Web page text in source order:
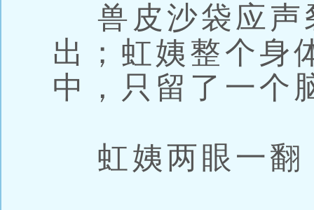
兽皮沙袋应声
出；虹姨整个身
中，只留了一个
虹姨两眼一翻